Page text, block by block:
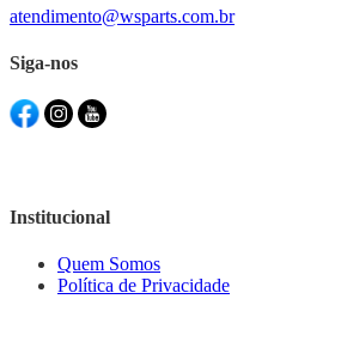
atendimento@wsparts.com.br
Siga-nos
Institucional
Quem Somos
Política de Privacidade